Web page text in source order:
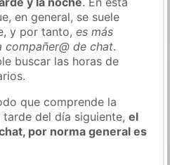
en general, se suele
y por tanto,es más
de chat.
buscar las horas de
que comprende la
tarde del día siguiente,el
por norma general es